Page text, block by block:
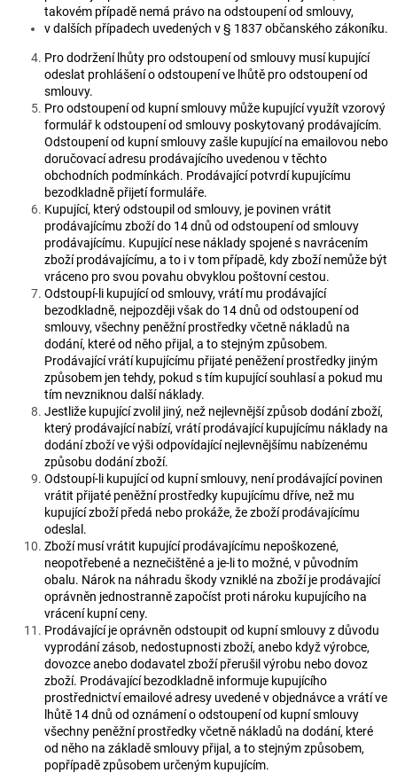
takovém případě nemá právo na odstoupení od smlouvy,
v dalších případech uvedených v § 1837 občanského zákoníku.
Pro dodržení lhůty pro odstoupení od smlouvy musí kupující
odeslat prohlášení o odstoupení ve lhůtě pro odstoupení od
smlouvy.
Pro odstoupení od kupní smlouvy může kupující využít vzorový
formulář k odstoupení od smlouvy poskytovaný prodávajícím.
Odstoupení od kupní smlouvy zašle kupující na emailovou nebo
doručovací adresu prodávajícího uvedenou v těchto
obchodních podmínkách. Prodávající potvrdí kupujícímu
bezodkladně přijetí formuláře.
Kupující, který odstoupil od smlouvy, je povinen vrátit
prodávajícímu zboží do 14 dnů od odstoupení od smlouvy
prodávajícímu. Kupující nese náklady spojené s navrácením
zboží prodávajícímu, a to i v tom případě, kdy zboží nemůže být
vráceno pro svou povahu obvyklou poštovní cestou.
Odstoupí-li kupující od smlouvy, vrátí mu prodávající
bezodkladně, nejpozději však do 14 dnů od odstoupení od
smlouvy, všechny peněžní prostředky včetně nákladů na
dodání, které od něho přijal, a to stejným způsobem.
Prodávající vrátí kupujícímu přijaté peněžení prostředky jiným
způsobem jen tehdy, pokud s tím kupující souhlasí a pokud mu
tím nevzniknou další náklady.
Jestliže kupující zvolil jiný, než nejlevnější způsob dodání zboží,
který prodávající nabízí, vrátí prodávající kupujícímu náklady na
dodání zboží ve výši odpovídající nejlevnějšímu nabízenému
způsobu dodání zboží.
Odstoupí-li kupující od kupní smlouvy, není prodávající povinen
vrátit přijaté peněžní prostředky kupujícímu dříve, než mu
kupující zboží předá nebo prokáže, že zboží prodávajícímu
odeslal.
Zboží musí vrátit kupující prodávajícímu nepoškozené,
neopotřebené a neznečištěné a je-li to možné, v původním
obalu. Nárok na náhradu škody vzniklé na zboží je prodávající
oprávněn jednostranně započíst proti nároku kupujícího na
vrácení kupní ceny.
Prodávající je oprávněn odstoupit od kupní smlouvy z důvodu
vyprodání zásob, nedostupnosti zboží, anebo když výrobce,
dovozce anebo dodavatel zboží přerušil výrobu nebo dovoz
zboží. Prodávající bezodkladně informuje kupujícího
prostřednictví emailové adresy uvedené v objednávce a vrátí ve
lhůtě 14 dnů od oznámení o odstoupení od kupní smlouvy
všechny peněžní prostředky včetně nákladů na dodání, které
od něho na základě smlouvy přijal, a to stejným způsobem,
popřípadě způsobem určeným kupujícím.